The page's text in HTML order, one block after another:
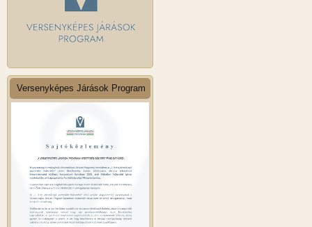
Versenyképes Járások Program